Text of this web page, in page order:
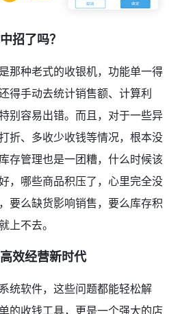
招了吗？
那种老式的收银机，功能单一得
得手动去统计销售额、计算利
别容易出错。而且，对于一些异
折、多收少收钱等情况，根本没
存管理也是一团糟，什么时候该
，哪些商品积压了，心里完全没
要么缺货影响销售，要么库存积
上不去。
效经营新时代
统软件，这些问题都能轻松解
的收钱工具，更是一个强大的店